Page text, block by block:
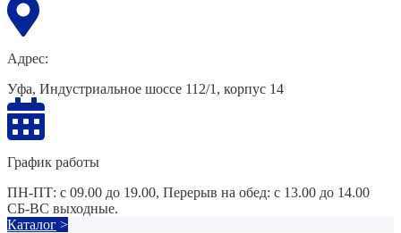
Адрес:
Уфа, Индустриальное шоссе 112/1, корпус 14
График работы
ПН-ПТ: с 09.00 до 19.00, Перерыв на обед: с 13.00 до 14.00
СБ-ВС выходные.
Каталог >